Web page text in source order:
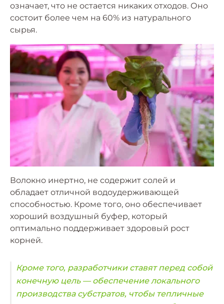
означает, что не остается никаких отходов. Оно
состоит более чем на 60% из натурального
сырья.
Волокно инертно, не содержит солей и
обладает отличной водоудерживающей
способностью. Кроме того, оно обеспечивает
хороший воздушный буфер, который
оптимально поддерживает здоровый рост
корней.
Кроме того, разработчики ставят перед собой
конечную цель — обеспечение локального
производства субстратов, чтобы тепличные